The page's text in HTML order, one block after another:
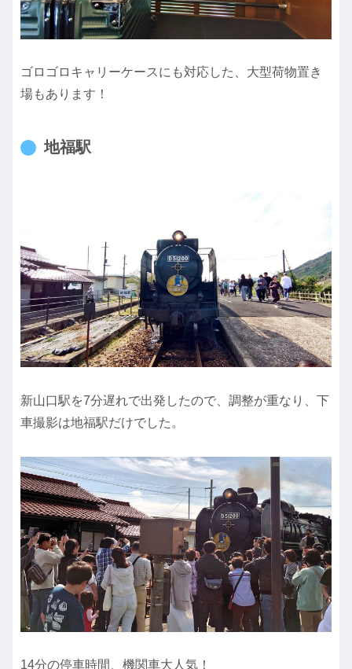
ゴロゴロキャリーケースにも対応した、大型荷物置き
場もあります！
地福駅
新山口駅を7分遅れで出発したので、調整が重なり、下
車撮影は地福駅だけでした。
14分の停車時間、機関車大人気！